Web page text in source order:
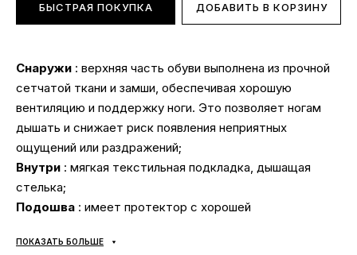
БЫСТРАЯ ПОКУПКА ДОБАВИТЬ В КОРЗИНУ
Снаружи : верхняя часть обуви выполнена из прочной
сетчатой ткани и замши, обеспечивая хорошую
вентиляцию и поддержку ноги. Это позволяет ногам
дышать и снижает риск появления неприятных
ощущений или раздражений;
Внутри : мягкая текстильная подкладка, дышащая
стелька;
Подошва : имеет протектор с хорошей
пригодными для использования на разных
ПОКАЗАТЬ БОЛЬШЕ